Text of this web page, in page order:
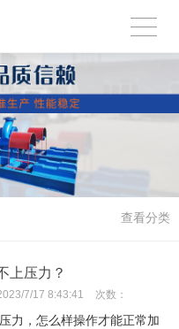
查看分类
上压力？
7/17 8:43:41 次数：
，怎么样操作才能正常加